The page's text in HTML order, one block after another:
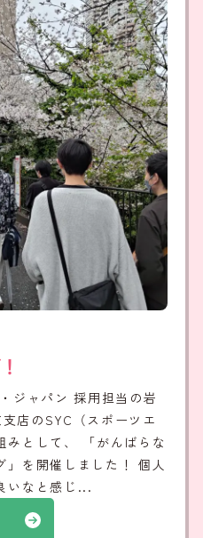
ジャパン 採用担当の岩
店のSYC（スポーツエ
みとして、 「がんばらな
」を開催しました！ 個人
いなと感じ...